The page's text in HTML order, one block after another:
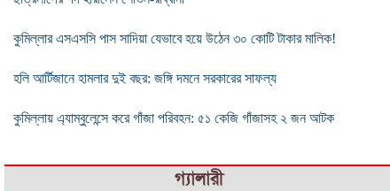
কুমিল্লার এসএসসি পাস সাদিয়া যেভাবে হয়ে উঠেন ৩০ কোটি টাকার মালিক!
হলি আর্টিজানে হামলার দুই বছর: জঙ্গি দমনে সরকারের সাফল্য
কুমিল্লায় এ্যাম্বুলেন্সে করে গাঁজা পরিবহন: ৫১ কেজি গাঁজাসহ ২ জন আটক
গ্যালারী